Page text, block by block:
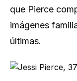
que Pierce
imágenes
últimas.